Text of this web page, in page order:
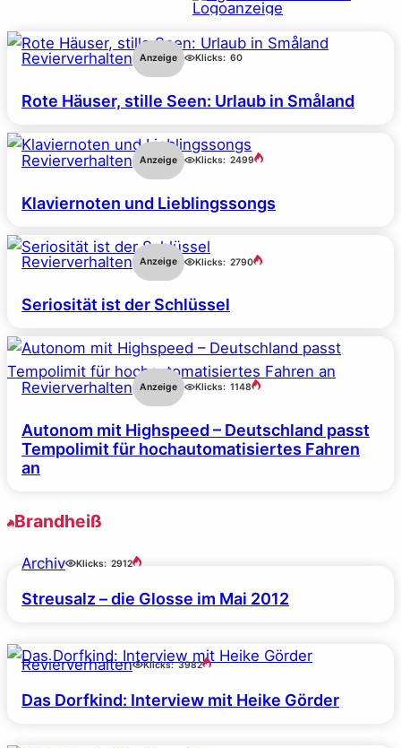
Revierverhalten Anzeige Klicks: 60
Rote Häuser, stille Seen: Urlaub in Småland
Revierverhalten Anzeige Klicks: 2499
Klaviernoten und Lieblingssongs
Revierverhalten Anzeige Klicks: 2790
Seriosität ist der Schlüssel
Revierverhalten Anzeige Klicks: 1148
Autonom mit Highspeed – Deutschland passt
Tempolimit für hochautomatisiertes Fahren
an
Brandheiß
Archiv Klicks: 2912
Streusalz – die Glosse im Mai 2012
Revierverhalten Klicks: 3982
Das Dorfkind: Interview mit Heike Görder